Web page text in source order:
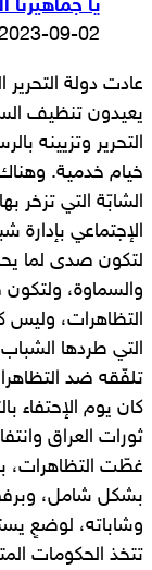
يا جماهيرنا
09-02
عادت دولة
يعيدون تنظيف
التحرير وتزيينه
خيام خدمية.
الشابّة التي تزخر
الإجتماعي
لتكون صدى لما
والسماوة،
التظاهرات، وليس
التي طردها الشباب
تلفّقه ضد
كان يوم الإحتفاء
ثورات العراق
غطّت التظاهرات،
بشكل شامل،
وشاباته، لوضعٍ
تتخذ الحكومات